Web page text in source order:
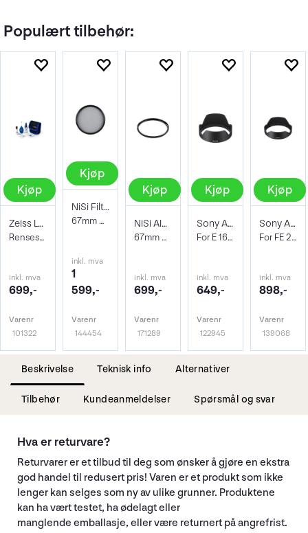
Populært tilbehør:
Kjøp
Zeiss Lens Cleaning Kit
Rensesett for objektiv og kamera
inkl. mva
699,-
Varenr
101322
Kjøp
NiSi Filter Circ Polarizer True Color 67
67mm Pro Nano Pola Filter
inkl. mva
1
599,-
Varenr
144454
Kjøp
NiSi AIR Protector Filter 67mm
67mm Beskyttelsesfilter
inkl. mva
699,-
Varenr
171289
Kjøp
Sony ALC-SH161 Solblender
For E 16-55mm f/2.8 G
inkl. mva
649,-
Varenr
122945
Kjøp
Sony ALC-SH162 Solblender
For FE 20mm 1.8 G
inkl. mva
898,-
Varenr
139068
Beskrivelse Teknisk info Alternativer
Tilbehør Kundeanmeldelser Spørsmål og svar
Hva er returvare?
Returvarer er et tilbud til deg som ønsker å gjøre en ekstra
god handel til redusert pris! Varen er et produkt som ikke
lenger kan selges som ny av ulike grunner. Produktene
kan ha vært testet, ha ødelagt eller
manglende emballasje, eller være returnert på angrefrist.